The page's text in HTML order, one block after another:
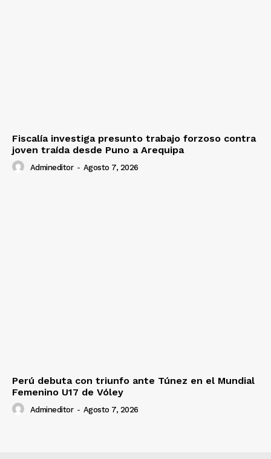
Fiscalía investiga presunto trabajo forzoso contra
joven traída desde Puno a Arequipa
Admineditor - Agosto 7, 2026
Perú debuta con triunfo ante Túnez en el Mundial
Femenino U17 de Vóley
Admineditor - Agosto 7, 2026